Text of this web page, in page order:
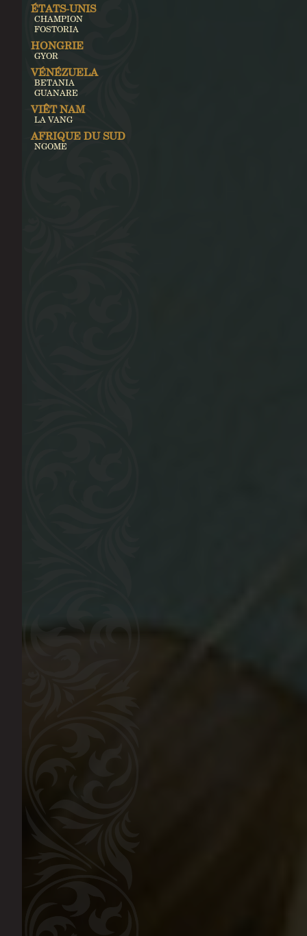
ÉTATS-UNIS
CHAMPION
FOSTORIA
HONGRIE
GYOR
VÉNÉZUELA
BETANIA
GUANARE
VIÊT NAM
LA VANG
AFRIQUE DU SUD
NGOME